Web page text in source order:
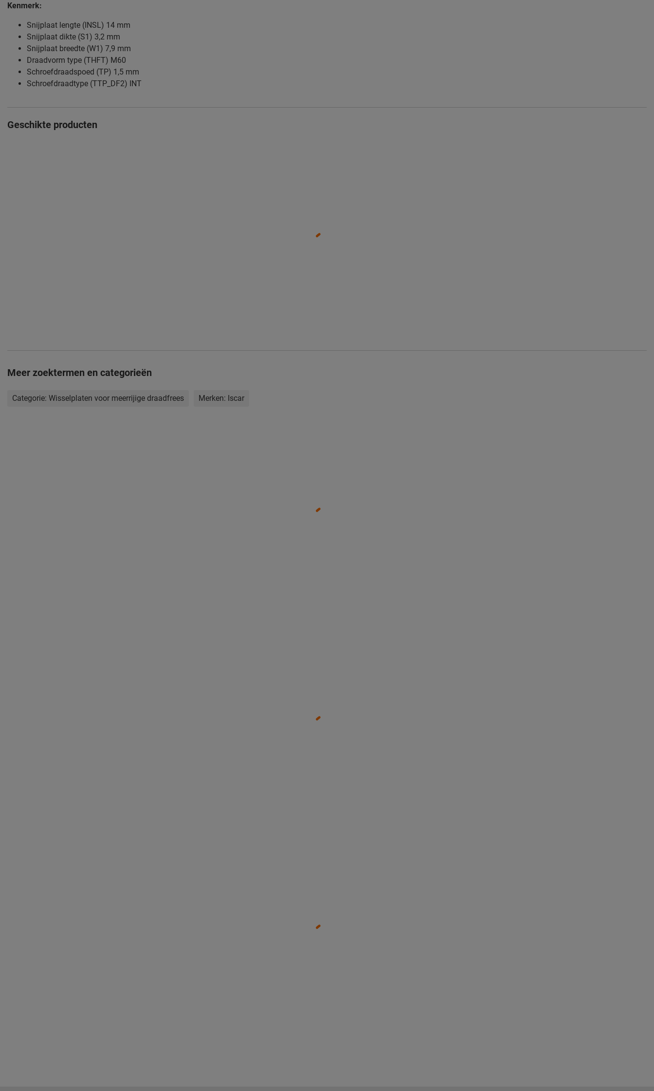
Kenmerk:
Snijplaat lengte (INSL) 14 mm
Snijplaat dikte (S1) 3,2 mm
Snijplaat breedte (W1) 7,9 mm
Draadvorm type (THFT) M60
Schroefdraadspoed (TP) 1,5 mm
Schroefdraadtype (TTP_DF2) INT
Geschikte producten
Meer zoektermen en categorieën
Categorie: Wisselplaten voor meerrijige draadfrees Merken: Iscar